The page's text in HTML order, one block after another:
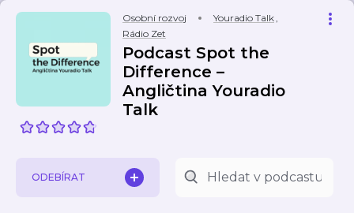
Osobní rozvoj Youradio Talk,
Rádio Zet
Podcast Spot the
Difference –
Angličtina Youradio
Talk
ODEBÍRAT